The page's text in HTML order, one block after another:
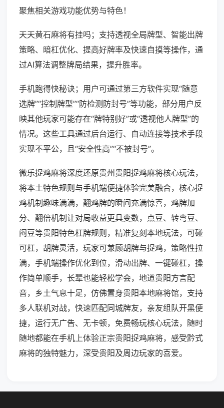
聚焦相关游戏功能优势与特色！
天天黄石麻将有挂吗；支持透视全局牌型、智能出牌
策略、暗杠优化、提高好牌率及快速自摸等操作，通
过AI算法调整牌局结果，提升胜率。
手机跑得快秘诀；用户可通过第三方软件实现“随意
选牌”“控制牌型”“防检测防封号”等功能，部分用户反
映其他玩家可能存在“牌特别好”或“透视他人牌型”的
情况。这些工具通过后台运行、自动连接等技术手段
实现不平公，且“安全性高”“不被封号”。
微乐捉鸡麻将深度还原贵州贵阳捉鸡麻将核心玩法，
将本土特色规则与手机端便捷体验完美融合，核心捉
鸡机制趣味满满，翻鸡牌的瞬间充满惊喜，鸡牌加
分、翻倍机制让对局收益更具变数，点豆、转弯豆、
闷豆等贵阳特色杠牌规则，精准复刻本地玩法，可碰
可杠，胡牌灵活，玩家可兼顾胡牌与捉鸡，策略性拉
满，手机端操作优化到位，滑动出牌、一键碰杠，操
作简单顺手，长辈也能轻松学会，地道贵阳方言配
音，乡土气息十足，仿佛置身贵阳本地麻将馆，支持
多人联机对战，快速匹配同城牌友，亲友组队开黑便
捷，运行无广告、无卡顿，免费畅玩核心玩法，随时
随地都能在手机上体验正宗贵阳捉鸡麻将，感受黔式
麻将的独特魅力，深受贵阳及周边玩家的喜爱。